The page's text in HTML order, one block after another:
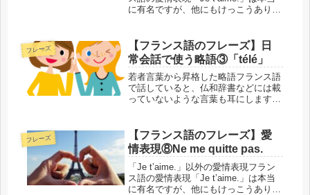
に有名ですが、他にもけっこうありま
ます。短くてとてもシンプルですが、
他にもい...
フレーズ
【フランス語のフレーズ】日
常会話で使う略語③「télé」
若者言葉から昇格した略語フランス語
で話していると、仏和辞書などには載
っていないような言葉も耳にします。
もに社会的にも認知されて、多くの人
が使うようになった言葉です。かしこ
ま...
フレーズ
【フランス語のフレーズ】愛
情表現⑧Ne me quitte pas.
「Je t’aime.」以外の愛情表現フラン
ス語の愛情表現「Je t’aime.」は本当
に有名ですが、他にもけっこうありま